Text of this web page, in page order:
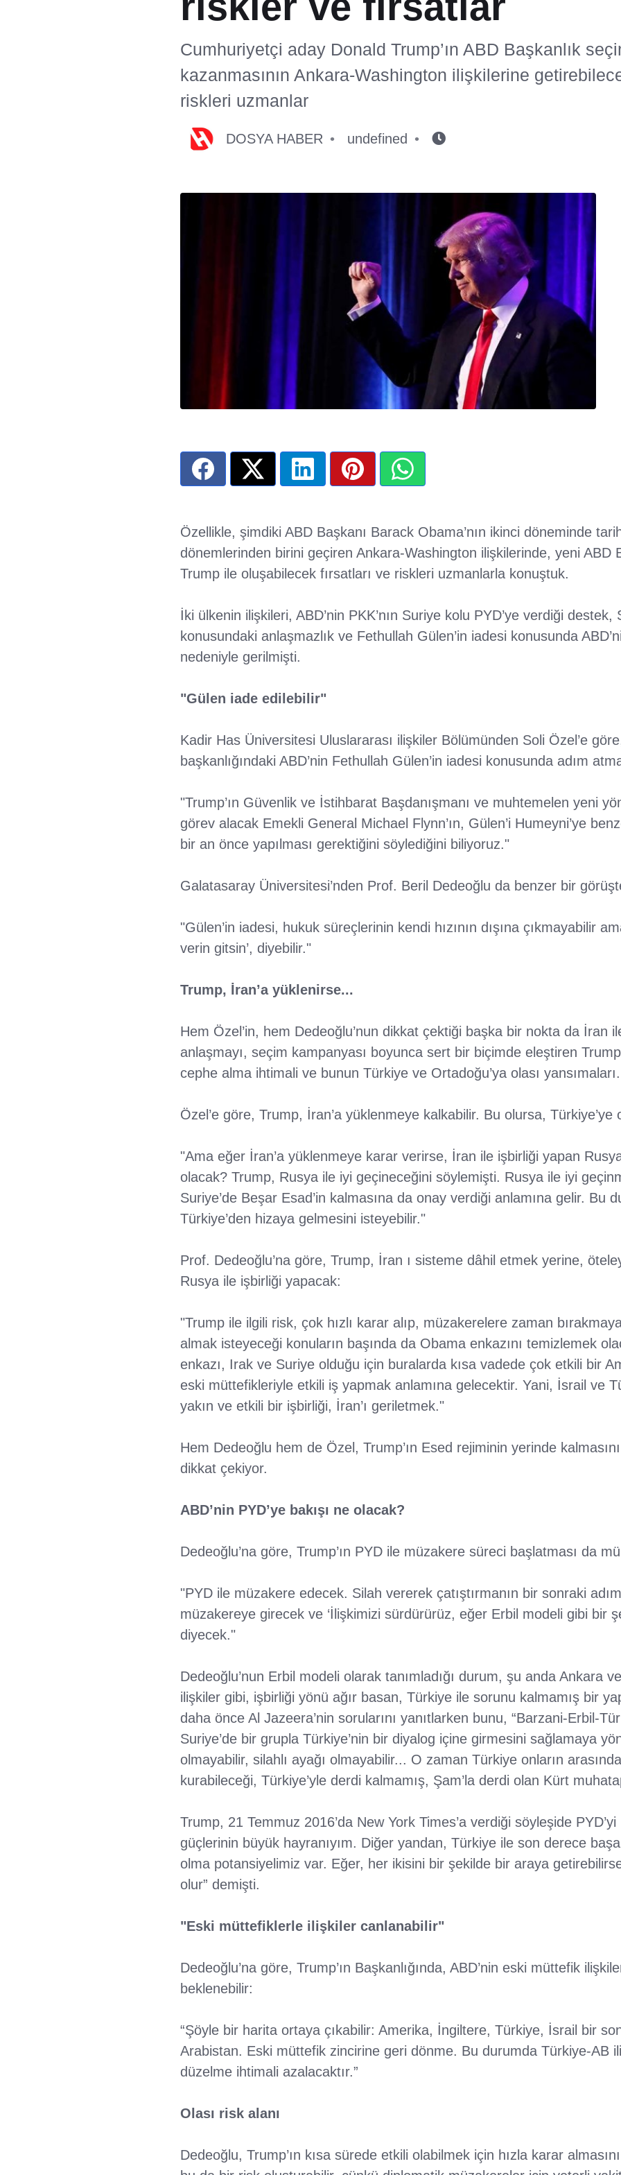
Cumhuriyetçi aday Donald Trump’ın ABD Başkanlık
kazanmasının Ankara-Washington ilişkilerine
riskleri uzmanlar
DOSYA HABER undefined
Özellikle, şimdiki ABD Başkanı Barack Obama’nın ikinci döneminde
dönemlerinden birini geçiren Ankara-Washington ilişkilerinde, yeni ABD
Trump ile oluşabilecek fırsatları ve riskleri uzmanlarla konuştuk.
İki ülkenin ilişkileri, ABD’nin PKK’nın Suriye kolu PYD’ye verdiği destek,
konusundaki anlaşmazlık ve Fethullah Gülen’in iadesi konusunda
nedeniyle gerilmişti.
"Gülen iade edilebilir"
Kadir Has Üniversitesi Uluslararası ilişkiler Bölümünden Soli Özel’e
başkanlığındaki ABD’nin Fethullah Gülen’in iadesi konusunda adım
"Trump’ın Güvenlik ve İstihbarat Başdanışmanı ve muhtemelen yeni
görev alacak Emekli General Michael Flynn’ın, Gülen’i Humeyni’ye
bir an önce yapılması gerektiğini söylediğini biliyoruz."
Galatasaray Üniversitesi’nden Prof. Beril Dedeoğlu da benzer bir
"Gülen’in iadesi, hukuk süreçlerinin kendi hızının dışına çıkmayabilir
verin gitsin’, diyebilir."
Trump, İran’a yüklenirse...
Hem Özel’in, hem Dedeoğlu’nun dikkat çektiği başka bir nokta da İran
anlaşmayı, seçim kampanyası boyunca sert bir biçimde eleştiren
cephe alma ihtimali ve bunun Türkiye ve Ortadoğu’ya olası yansımaları.
Özel’e göre, Trump, İran’a yüklenmeye kalkabilir. Bu olursa, Türkiye’ye
"Ama eğer İran’a yüklenmeye karar verirse, İran ile işbirliği yapan
olacak? Trump, Rusya ile iyi geçineceğini söylemişti. Rusya ile iyi
Suriye’de Beşar Esad’in kalmasına da onay verdiği anlamına gelir. Bu
Türkiye’den hizaya gelmesini isteyebilir."
Prof. Dedeoğlu’na göre, Trump, İran ı sisteme dâhil etmek yerine,
Rusya ile işbirliği yapacak:
"Trump ile ilgili risk, çok hızlı karar alıp, müzakerelere zaman
almak isteyeceği konuların başında da Obama enkazını temizlemek
enkazı, Irak ve Suriye olduğu için buralarda kısa vadede çok etkili bir
eski müttefikleriyle etkili iş yapmak anlamına gelecektir. Yani, İsrail ve
yakın ve etkili bir işbirliği, İran’ı geriletmek."
Hem Dedeoğlu hem de Özel, Trump’ın Esed rejiminin yerinde
dikkat çekiyor.
ABD’nin PYD’ye bakışı ne olacak?
Dedeoğlu’na göre, Trump’ın PYD ile müzakere süreci başlatması da
"PYD ile müzakere edecek. Silah vererek çatıştırmanın bir sonraki
müzakereye girecek ve ‘İlişkimizi sürdürürüz, eğer Erbil modeli gibi bir
diyecek."
Dedeoğlu’nun Erbil modeli olarak tanımladığı durum, şu anda Ankara
ilişkiler gibi, işbirliği yönü ağır basan, Türkiye ile sorunu kalmamış bir
daha önce Al Jazeera’nin sorularını yanıtlarken bunu, “Barzani-Erbil-
Suriye’de bir grupla Türkiye’nin bir diyalog içine girmesini sağlamaya
olmayabilir, silahlı ayağı olmayabilir... O zaman Türkiye onların
kurabileceği, Türkiye’yle derdi kalmamış, Şam’la derdi olan Kürt
Trump, 21 Temmuz 2016’da New York Times’a verdiği söyleşide
güçlerinin büyük hayranıyım. Diğer yandan, Türkiye ile son derece
olma potansiyelimiz var. Eğer, her ikisini bir şekilde bir araya
olur” demişti.
"Eski müttefiklerle ilişkiler canlanabilir"
Dedeoğlu’na göre, Trump’ın Başkanlığında, ABD’nin eski müttefik
beklenebilir:
“Şöyle bir harita ortaya çıkabilir: Amerika, İngiltere, Türkiye, İsrail bir
Arabistan. Eski müttefik zincirine geri dönme. Bu durumda Türkiye-AB
düzelme ihtimali azalacaktır.”
Olası risk alanı
Dedeoğlu, Trump’ın kısa sürede etkili olabilmek için hızla karar